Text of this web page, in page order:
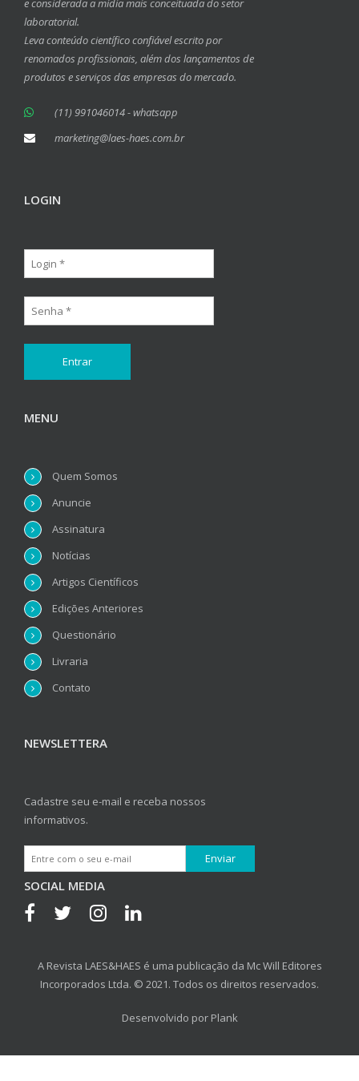
e considerada a mídia mais conceituada do setor
laboratorial.
Leva conteúdo científico confiável escrito por
renomados profissionais, além dos lançamentos de
produtos e serviços das empresas do mercado.
(11) 991046014 - whatsapp
marketing@laes-haes.com.br
LOGIN
MENU
Quem Somos
Anuncie
Assinatura
Notícias
Artigos Científicos
Edições Anteriores
Questionário
Livraria
Contato
NEWSLETTERA
Cadastre seu e-mail e receba nossos
informativos.
SOCIAL MEDIA
A Revista LAES&HAES é uma publicação da Mc Will Editores
Incorporados Ltda. © 2021. Todos os direitos reservados.
Desenvolvido por Plank